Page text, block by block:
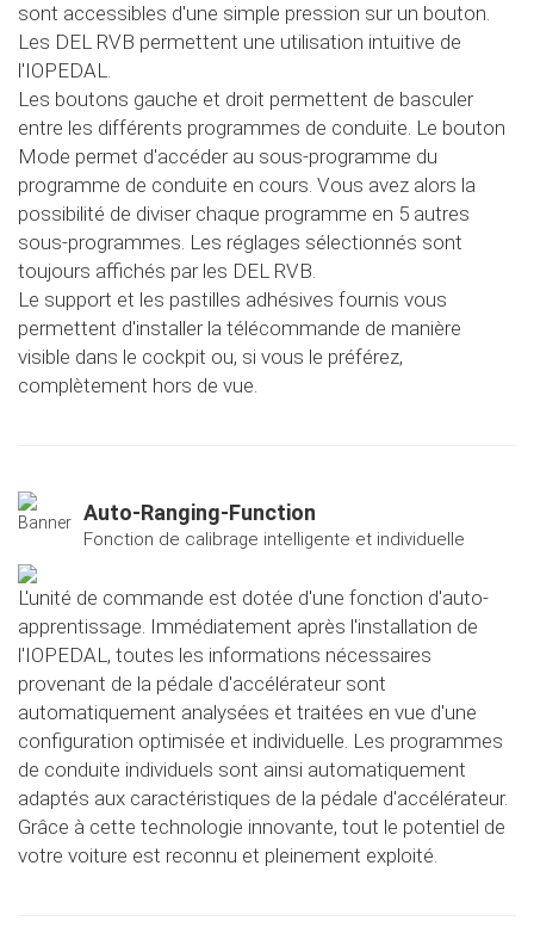
sont accessibles d'une simple pression sur un bouton.
Les DEL RVB permettent une utilisation intuitive de
l'IOPEDAL.
Les boutons gauche et droit permettent de basculer
entre les différents programmes de conduite. Le bouton
Mode permet d'accéder au sous-programme du
programme de conduite en cours. Vous avez alors la
possibilité de diviser chaque programme en 5 autres
sous-programmes. Les réglages sélectionnés sont
toujours affichés par les DEL RVB.
Le support et les pastilles adhésives fournis vous
permettent d'installer la télécommande de manière
visible dans le cockpit ou, si vous le préférez,
complètement hors de vue.
Auto-Ranging-Function
Fonction de calibrage intelligente et individuelle
L'unité de commande est dotée d'une fonction d'auto-
apprentissage. Immédiatement après l'installation de
l'IOPEDAL, toutes les informations nécessaires
provenant de la pédale d'accélérateur sont
automatiquement analysées et traitées en vue d'une
configuration optimisée et individuelle. Les programmes
de conduite individuels sont ainsi automatiquement
adaptés aux caractéristiques de la pédale d'accélérateur.
Grâce à cette technologie innovante, tout le potentiel de
votre voiture est reconnu et pleinement exploité.